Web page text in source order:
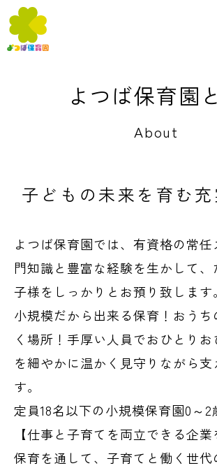
よつば保育園
About
子どもの未来を 育む
よつば保育園では、有資格の常
門知識と豊富な経験を生かして、
子様をしっかりとお預り致します。
小規模だから出来る保育！おうち
く場所！手厚い人員でおひとり
を細やかに温かく見守りながら支
す。
定員18名以下の小規模保育園0～2
【仕事と子育てを両立できる企業
保育を通して、子育てと働く世代